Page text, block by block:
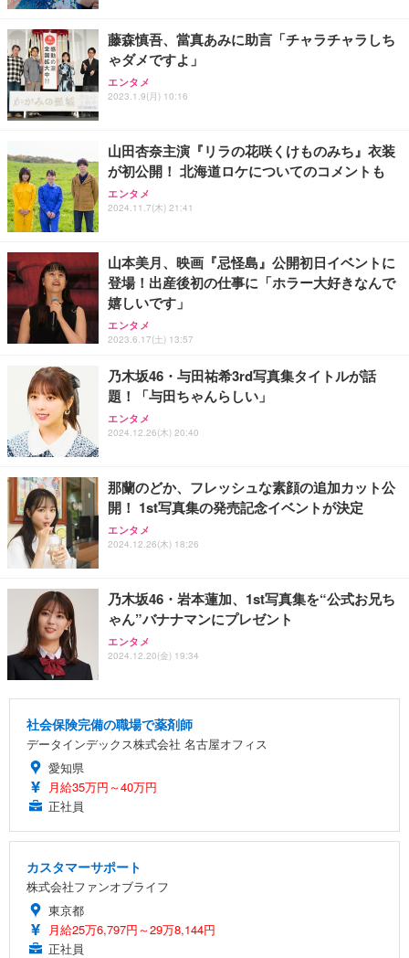
マウス 無線 静音 ワイヤレスマウス Bluetooth 5.4 2.
4GHz Type-C 充電式 無線マウス 薄型 3段階DPI切替
藤森慎吾、當真あみに助言「チャラチャラしち
ゃダメですよ」
エンタメ
2023.1.9(月) 10:16
山田杏奈主演『リラの花咲くけものみち』衣装
が初公開！ 北海道ロケについてのコメントも
エンタメ
2024.11.7(木) 21:41
山本美月、映画『忌怪島』公開初日イベントに
登場！出産後初の仕事に「ホラー大好きなんで
嬉しいです」
エンタメ
2023.6.17(土) 13:57
乃木坂46・与田祐希3rd写真集タイトルが話
題！「与田ちゃんらしい」
エンタメ
2024.12.26(木) 20:40
那蘭のどか、フレッシュな素顔の追加カット公
開！ 1st写真集の発売記念イベントが決定
エンタメ
2024.12.26(木) 18:26
乃木坂46・岩本蓮加、1st写真集を“公式お兄ち
ゃん”バナナマンにプレゼント
エンタメ
2024.12.20(金) 19:34
社会保険完備の職場で薬剤師
データインデックス株式会社 名古屋オフィス
愛知県
月給35万円～40万円
正社員
カスタマーサポート
株式会社ファンオブライフ
東京都
月給25万6,797円～29万8,144円
正社員